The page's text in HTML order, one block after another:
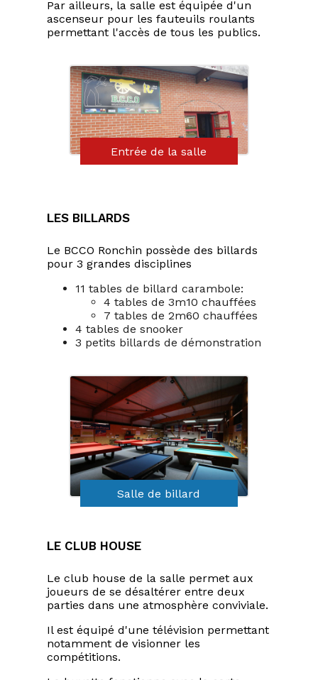
Entrée de la salle
Par ailleurs, la salle est équipée d'un
ascenseur pour les fauteuils roulants
permettant l'accès de tous les publics.
Les billards
Le BCCO Ronchin possède des billards
pour 3 grandes disciplines
11 tables de billard carambole:
4 tables de 3m10 chauffées
7 tables de 2m60 chauffées
4 tables de snooker
3 petits billards de démonstration
Salle de billard
Le club house
Le club house de la salle permet aux
joueurs de se désaltérer entre deux
parties dans une atmosphère conviviale.
Il est équipé d'une télévision permettant
notamment de visionner les
compétitions.